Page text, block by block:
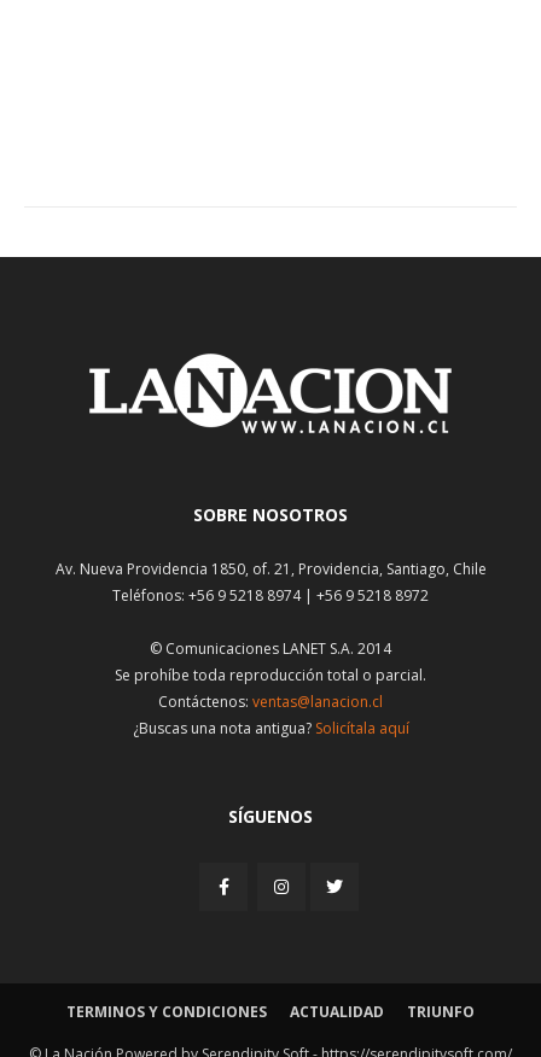
SOBRE NOSOTROS
Av. Nueva Providencia 1850, of. 21, Providencia, Santiago, Chile
Teléfonos: +56 9 5218 8974 | +56 9 5218 8972
© Comunicaciones LANET S.A. 2014
Se prohíbe toda reproducción total o parcial.
Contáctenos: ventas@lanacion.cl
¿Buscas una nota antigua? Solicítala aquí
SÍGUENOS
TERMINOS Y CONDICIONES ACTUALIDAD TRIUNFO